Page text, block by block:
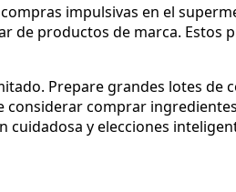
impulsivas en el
de productos de marca. Estos
Prepare grandes lotes de
considerar comprar
y elecciones